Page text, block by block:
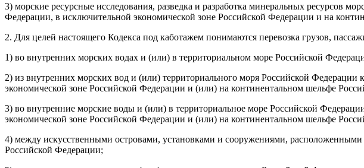
3) морские ресурсные исследования, разведка и разработка минеральных ресурсов
Федерации, в исключительной экономической зоне Российской Федерации и на
2. Для целей настоящего Кодекса под каботажем понимаются перевозка грузов,
1) во внутренних морских водах и (или) в территориальном море Российской
2) из внутренних морских вод и (или) территориального моря Российской
экономической зоне Российской Федерации и (или) на континентальном шельфе
3) во внутренние морские воды и (или) в территориальное море Российской
экономической зоне Российской Федерации и (или) на континентальном шельфе
4) между искусственными островами, установками и сооружениями,
Российской Федерации;